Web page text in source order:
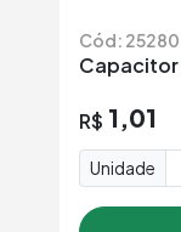
Cód: 25280
Capacitor
R$ 1,01
Unidade